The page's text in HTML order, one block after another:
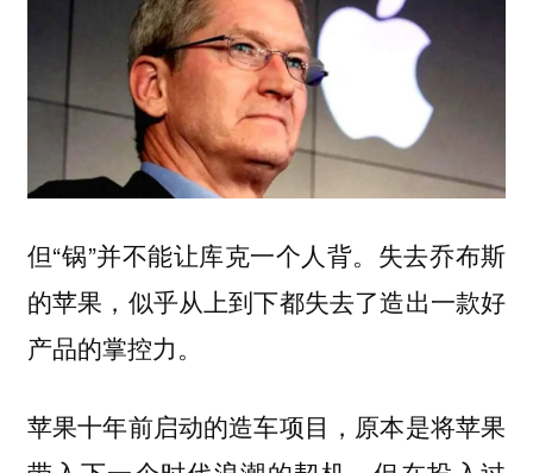
但“锅”并不能让库克一个人背。失去乔布斯
的苹果，似乎从上到下都失去了造出一款好
产品的掌控力。
苹果十年前启动的造车项目，原本是将苹果